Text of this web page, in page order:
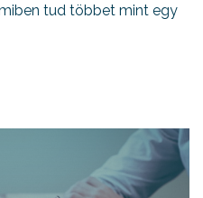
tud többet mint egy